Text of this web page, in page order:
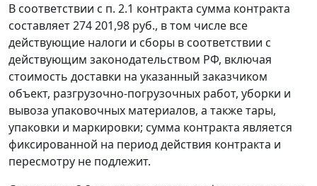
В соответствии с п. 2.1 контракта сумма контракта
составляет 274 201,98 руб., в том числе все
действующие налоги и сборы в соответствии с
действующим законодательством РФ, включая
стоимость доставки на указанный заказчиком
объект, разгрузочно-погрузочных работ, уборки и
вывоза упаковочных материалов, а также тары,
упаковки и маркировки; сумма контракта является
фиксированной на период действия контракта и
пересмотру не подлежит.